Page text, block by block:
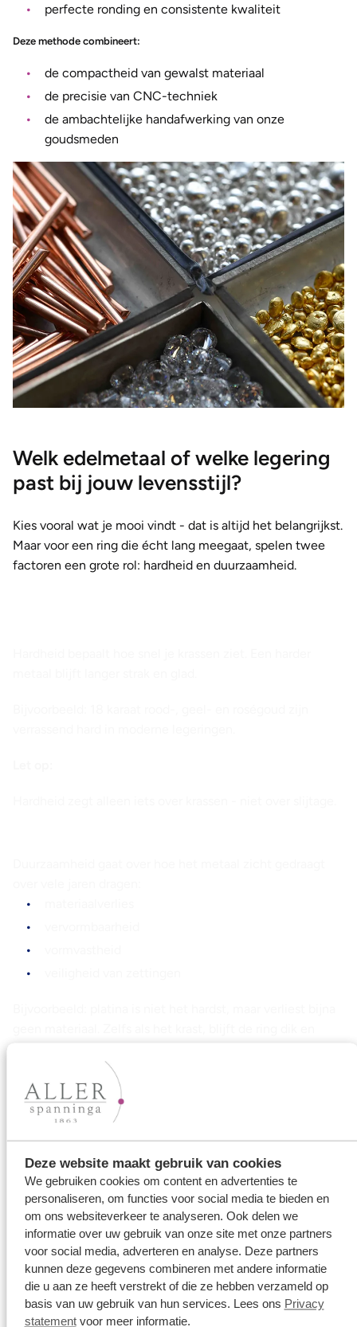
Deze website maakt gebruik van cookies
We gebruiken cookies om content en advertenties te
personaliseren, om functies voor social media te bieden en
om ons websiteverkeer te analyseren. Ook delen we
informatie over uw gebruik van onze site met onze partners
voor social media, adverteren en analyse. Deze partners
kunnen deze gegevens combineren met andere informatie
die u aan ze heeft verstrekt of die ze hebben verzameld op
basis van uw gebruik van hun services. Lees ons Privacy
statementvoor meer informatie.
perfecte ronding en consistente kwaliteit
Deze methode combineert:
de compactheid van gewalst materiaal
de precisie van CNC-techniek
de ambachtelijke handafwerking van onze
goudsmeden
Welk edelmetaal of welke legering
past bij jouw levensstijl?
Kies vooral wat je mooi vindt - dat is altijd het belangrijkst.
Maar voor een ring die écht lang meegaat, spelen twee
factoren een grote rol: hardheid en duurzaamheid.